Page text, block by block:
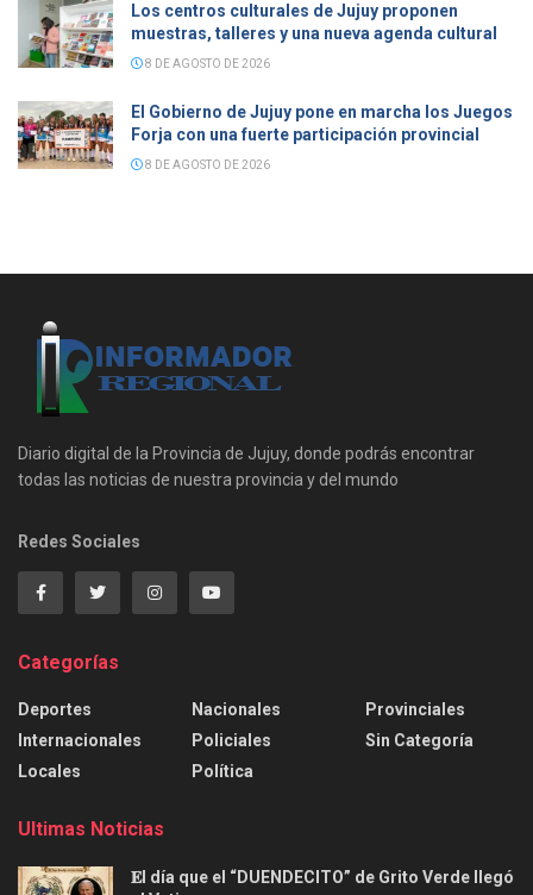
Los centros culturales de Jujuy proponen
muestras, talleres y una nueva agenda cultural
8 DE AGOSTO DE 2026
El Gobierno de Jujuy pone en marcha los Juegos
Forja con una fuerte participación provincial
8 DE AGOSTO DE 2026
Diario digital de la Provincia de Jujuy, donde podrás encontrar
todas las noticias de nuestra provincia y del mundo
Redes Sociales
Categorías
Deportes
Internacionales
Locales
Nacionales
Policiales
Política
Provinciales
Sin Categoría
Ultimas Noticias
𝐄l día que el “DUENDECITO” de Grito Verde llegó